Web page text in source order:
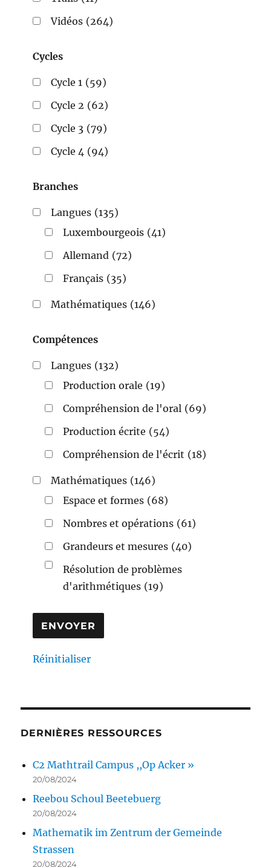
Vidéos (264)
Cycles
Cycle 1 (59)
Cycle 2 (62)
Cycle 3 (79)
Cycle 4 (94)
Branches
Langues (135)
Luxembourgeois (41)
Allemand (72)
Français (35)
Mathématiques (146)
Compétences
Langues (132)
Production orale (19)
Compréhension de l'oral (69)
Production écrite (54)
Compréhension de l'écrit (18)
Mathématiques (146)
Espace et formes (68)
Nombres et opérations (61)
Grandeurs et mesures (40)
Résolution de problèmes
d'arithmétiques (19)
Réinitialiser
DERNIÈRES RESSOURCES
C2 Mathtrail Campus ,,Op Acker »
20/08/2024
Reebou Schoul Beetebuerg
20/08/2024
Mathematik im Zentrum der Gemeinde
Strassen
20/08/2024